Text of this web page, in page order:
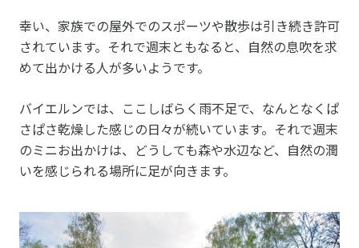
幸い、家族での屋外でのスポーツや散歩は引き続き許可
されています。それで週末ともなると、自然の息吹を求
めて出かける人が多いようです。
バイエルンでは、ここしばらく雨不足で、なんとなくぱ
さぱさ乾燥した感じの日々が続いています。それで週末
のミニお出かけは、どうしても森や水辺など、自然の潤
いを感じられる場所に足が向きます。